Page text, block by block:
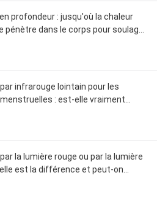
profondeur : jusqu'où la chaleur
pénètre dans le corps pour soulager
infrarouge lointain pour les
: est-elle vraiment
la lumière rouge ou par la lumière
est la différence et peut-on